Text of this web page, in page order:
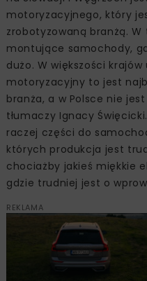
motoryzacyjnego, który
zrobotyzowaną branżą.
montujące samochody,
dużo. W większości
motoryzacyjny to jest
branża, a w Polsce nie
tłumaczy Ignacy
raczej części do
których produkcja jest
chociażby jakieś miękkie
gdzie trudniej jest o
REKLAMA